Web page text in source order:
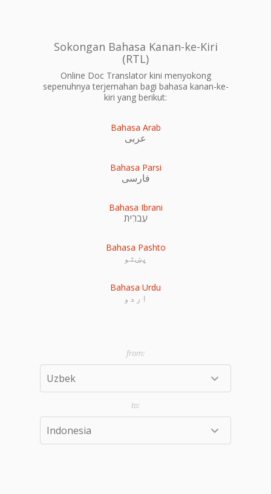
Sokongan Bahasa Kanan-ke-Kiri
(RTL)
Online Doc Translator kini menyokong
sepenuhnya terjemahan bagi bahasa kanan-ke-
kiri yang berikut:
Bahasa Arab
عربى
Bahasa Parsi
فارسی
Bahasa Ibrani
עִברִית
Bahasa Pashto
پښتو
Bahasa Urdu
اردو